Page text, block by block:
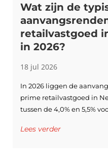
Wat zijn de
retailvastgoed
in 2026?
18 jul 2026
In 2026 liggen de
prime retailvastgoed in
tussen de 4,0% en 5,5%
Lees verder